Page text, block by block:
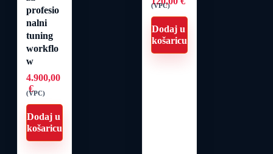
profesio
nalni
tuning
workflo
w
4.900,00
€
(VPC)
Dodaj u
košaricu
(VPC)
Dodaj u
košaricu